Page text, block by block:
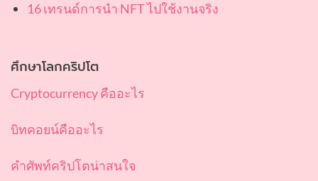
16 เทรนด์การนำ NFT ไปใช้งานจริง
ศึกษาโลกคริปโต
Cryptocurrency คืออะไร
บิทคอยน์คืออะไร
คำศัพท์คริปโตน่าสนใจ